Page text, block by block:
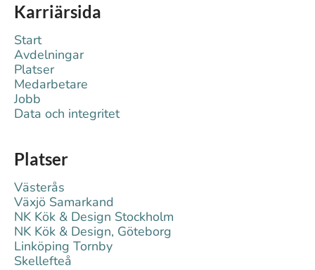
Karriärsida
Start
Avdelningar
Platser
Medarbetare
Jobb
Data och integritet
Platser
Västerås
Växjö Samarkand
NK Kök & Design Stockholm
NK Kök & Design, Göteborg
Linköping Tornby
Skellefteå